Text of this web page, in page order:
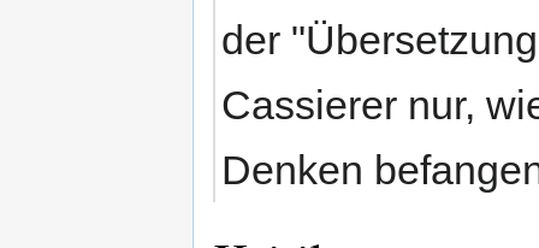
der
Cassierer nur,
Denken